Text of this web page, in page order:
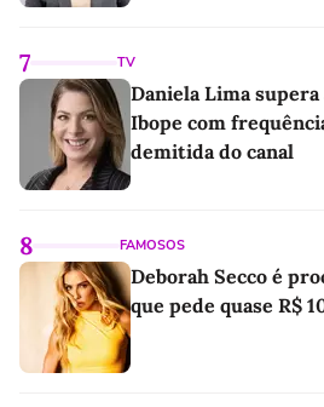
7 TV
Daniela Lima supera
Ibope com
demitida do canal
8 FAMOSOS
Deborah Secco é
que pede quase R$